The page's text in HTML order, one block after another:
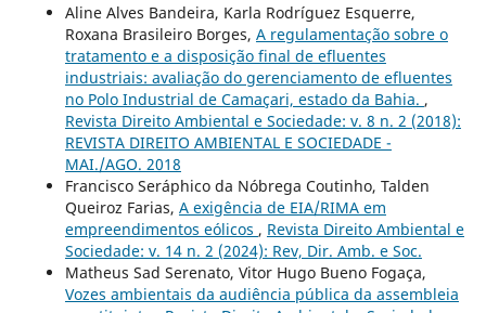
Aline Alves Bandeira, Karla Rodríguez Esquerre,
Roxana Brasileiro Borges, A regulamentação sobre o
tratamento e a disposição final de efluentes
industriais: avaliação do gerenciamento de efluentes
no Polo Industrial de Camaçari, estado da Bahia. ,
Revista Direito Ambiental e Sociedade: v. 8 n. 2 (2018):
REVISTA DIREITO AMBIENTAL E SOCIEDADE -
MAI./AGO. 2018
Francisco Seráphico da Nóbrega Coutinho, Talden
Queiroz Farias, A exigência de EIA/RIMA em
empreendimentos eólicos , Revista Direito Ambiental e
Sociedade: v. 14 n. 2 (2024): Rev, Dir. Amb. e Soc.
Matheus Sad Serenato, Vitor Hugo Bueno Fogaça,
Vozes ambientais da audiência pública da assembleia